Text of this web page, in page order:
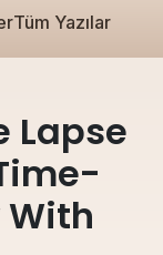
Tüm Yazılar
Lapse
With